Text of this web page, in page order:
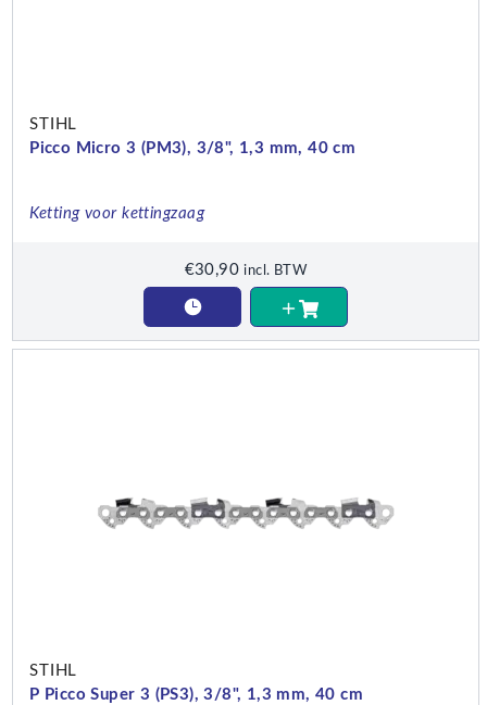
STIHL
Picco Micro 3 (PM3), 3/8", 1,3 mm, 40 cm
Ketting voor kettingzaag
€30,90 incl. BTW
STIHL
P Picco Super 3 (PS3), 3/8", 1,3 mm, 40 cm